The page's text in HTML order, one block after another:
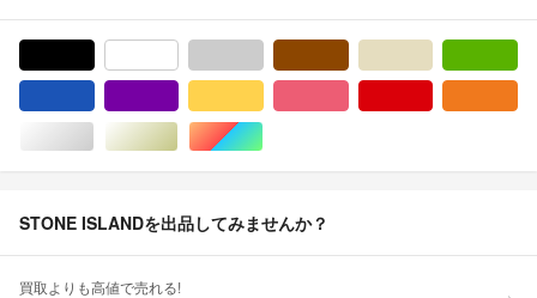
シルバー/銀色系ゴールド/金色系マルチカラー
STONE ISLANDを出品してみませんか？
買取よりも高値で売れる!